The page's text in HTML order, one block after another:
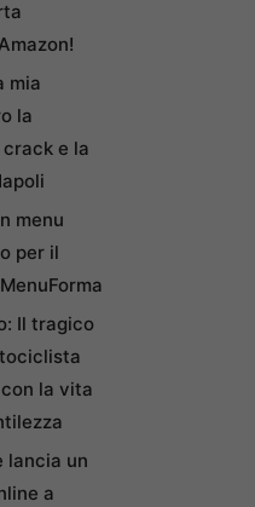
mia
la
e la
menu
per il
Il tragico
la vita
lancia un
a